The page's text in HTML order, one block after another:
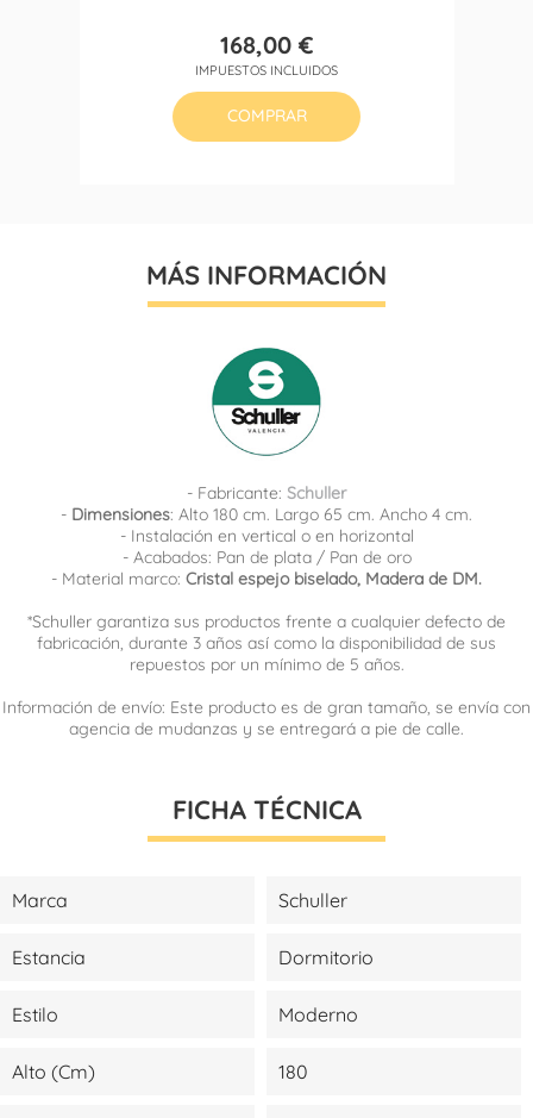
Precio
168,00 €
IMPUESTOS INCLUIDOS
COMPRAR
MÁS INFORMACIÓN
- Fabricante: Schuller
- Dimensiones: Alto 180 cm. Largo 65 cm. Ancho 4 cm.
- Instalación en vertical o en horizontal
- Acabados: Pan de plata / Pan de oro
- Material marco: Cristal espejo biselado, Madera de DM.
*Schuller garantiza sus productos frente a cualquier defecto de
fabricación, durante 3 años así como la disponibilidad de sus
repuestos por un mínimo de 5 años.
Información de envío: Este producto es de gran tamaño, se envía con
agencia de mudanzas y se entregará a pie de calle.
FICHA TÉCNICA
Marca Schuller
Estancia Dormitorio
Estilo Moderno
Alto (cm) 180